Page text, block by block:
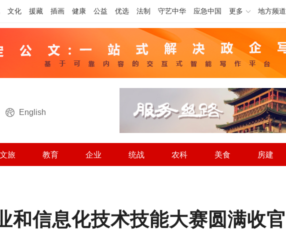
文化 援藏 插画 健康 公益 优选 法制 守艺中华 应急中国 更多 地方频道
English
文旅 教育 企业 统战 农科 美食 房建
和信息化技术技能大赛圆满收官